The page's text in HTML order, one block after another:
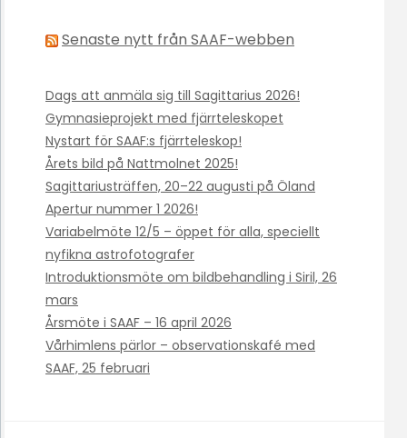
Senaste nytt från SAAF-webben
Dags att anmäla sig till Sagittarius 2026!
Gymnasieprojekt med fjärrteleskopet
Nystart för SAAF:s fjärrteleskop!
Årets bild på Nattmolnet 2025!
Sagittariusträffen, 20–22 augusti på Öland
Apertur nummer 1 2026!
Variabelmöte 12/5 – öppet för alla, speciellt
nyfikna astrofotografer
Introduktionsmöte om bildbehandling i Siril, 26
mars
Årsmöte i SAAF – 16 april 2026
Vårhimlens pärlor – observationskafé med
SAAF, 25 februari